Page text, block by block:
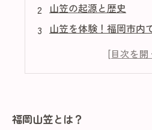
山笠の起源と歴史
山笠を体験！福岡市内
山笠の神聖な儀式を知
福岡山笠とは？